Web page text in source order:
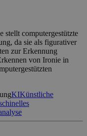
stellt computergestützte
da sie als figurativer
zur Erkennung
von Ironie in
KIKünstliche